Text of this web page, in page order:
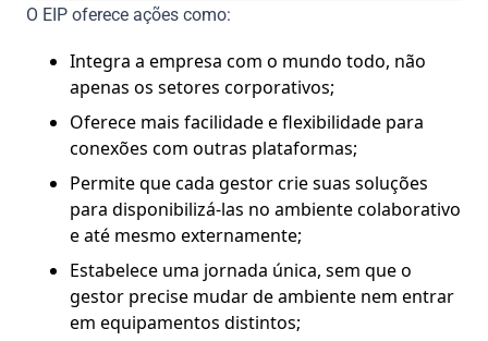
O EIP oferece ações como:
Integra a empresa com o mundo todo, não
apenas os setores corporativos;
Oferece mais facilidade e flexibilidade para
conexões com outras plataformas;
Permite que cada gestor crie suas soluções
para disponibilizá-las no ambiente colaborativo
e até mesmo externamente;
Estabelece uma jornada única, sem que o
gestor precise mudar de ambiente nem entrar
em equipamentos distintos;